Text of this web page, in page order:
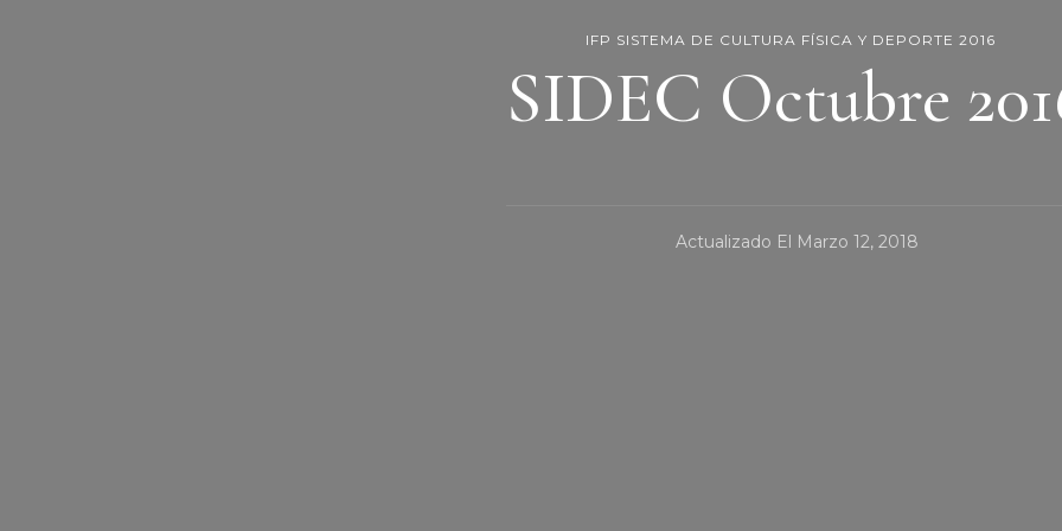
IFP SISTEMA DE CULTURA FÍSICA Y DEPORTE 2016
SIDEC Octubre
Actualizado El Marzo 12, 2018